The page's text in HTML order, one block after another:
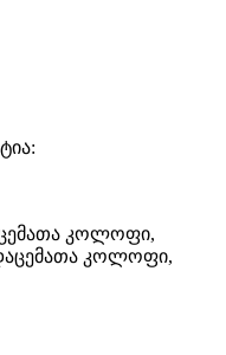
კოლოფი,
კოლოფი,